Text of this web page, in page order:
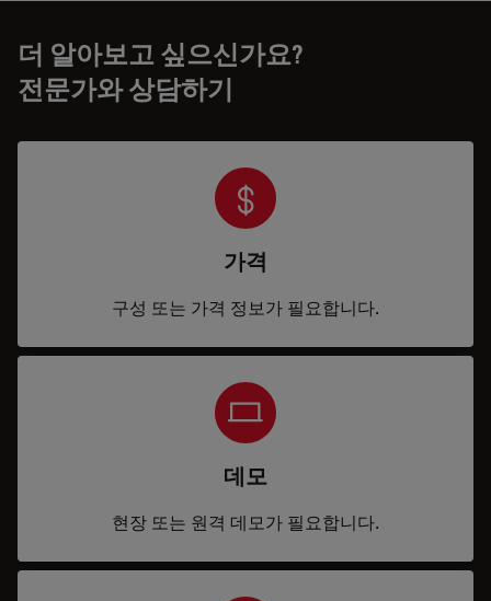
더 알아보고 싶으신가요?
전문가와 상담하기
가격
구성 또는 가격 정보가 필요합니다.
데모
현장 또는 원격 데모가 필요합니다.